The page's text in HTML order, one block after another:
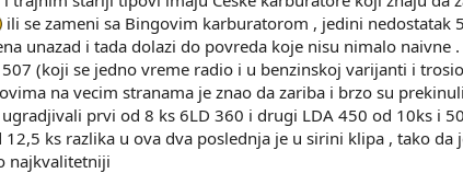
ili se zameni sa Bingovim karburatorom , jedini nedostatak
unazad i tada dolazi do povreda koje nisu nimalo naivne .
507 (koji se jedno vreme radio i u benzinskoj varijanti i
na vecim stranama je znao da zariba i brzo su
prvi od 8 ks 6LD 360 i drugi LDA 450 od 10ks i
ks razlika u ova dva poslednja je u sirini klipa , tako
najkvalitetniji